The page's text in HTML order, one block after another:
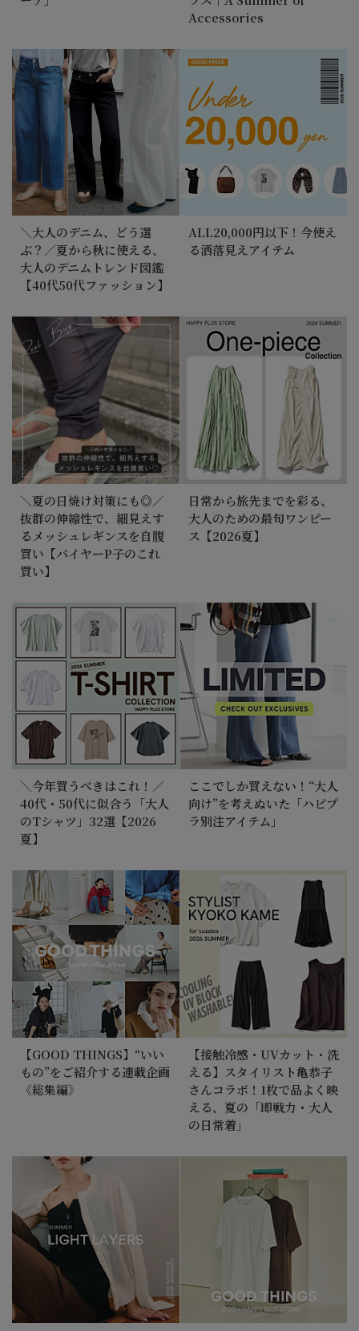
Accessories
＼大人のデニム、どう選
ぶ？／夏から秋に使える、
大人のデニムトレンド図鑑
【40代50代ファッション】
ALL20,000円以下！今使え
る洒落見えアイテム
＼夏の日焼け対策にも◎／
抜群の伸縮性で、細見えす
るメッシュレギンスを自腹
買い【バイヤーP子のこれ
買い】
日常から旅先までを彩る、
大人のための最旬ワンピー
ス【2026夏】
＼今年買うべきはこれ！／
40代・50代に似合う「大人
のTシャツ」32選【2026
夏】
ここでしか買えない！“大人
向け”を考えぬいた「ハピプ
ラ別注アイテム」
【GOOD THINGS】“いい
もの”をご紹介する連載企画
《総集編》
【接触冷感・UVカット・洗
える】スタイリスト亀恭子
さんコラボ！1枚で品よく映
える、夏の「即戦力・大人
の日常着」